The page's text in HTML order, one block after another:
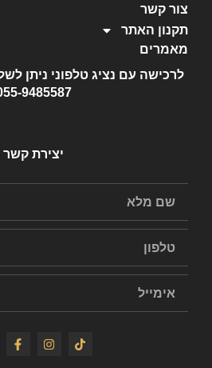
צור קשר
תקנון האתר
מאמרים
לרכישה עם נציג טלפוני ניתן
9485587
יצירת קשר